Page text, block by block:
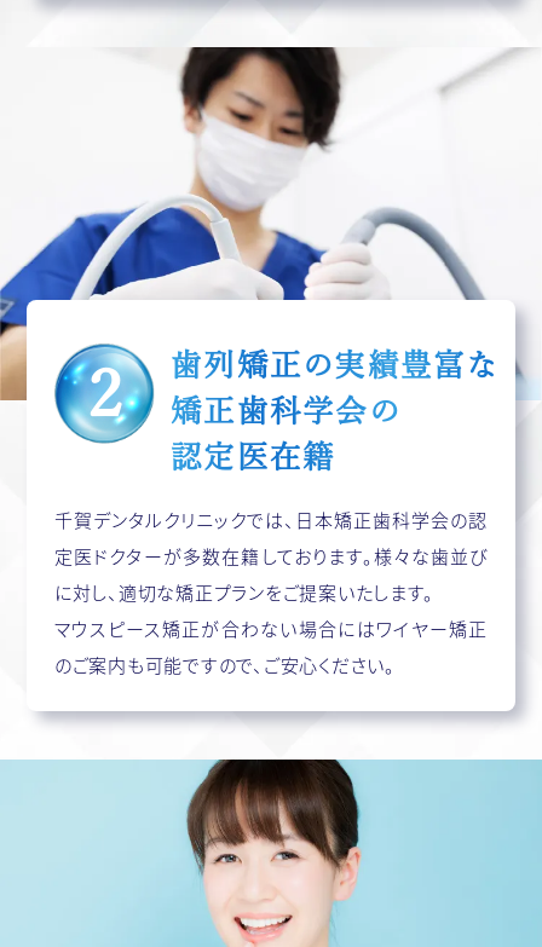
歯列矯正の実績豊富な
矯正歯科学会の
認定医在籍
千賀デンタルクリニックでは、日本矯正歯科学会の認
定医ドクターが多数在籍しております。様々な歯並び
に対し、適切な矯正プランをご提案いたします。
マウスピース矯正が合わない場合にはワイヤー矯正
のご案内も可能ですので、ご安心ください。